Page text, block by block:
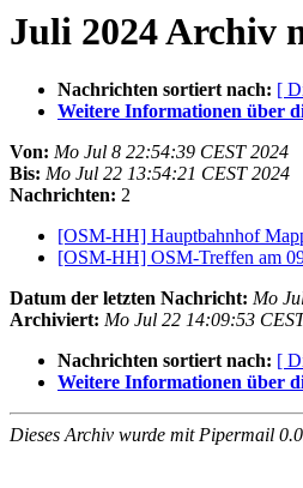
Juli 2024 Archiv
Nachrichten sortiert nach: [
Weitere Informationen über
Von: Mo Jul 8 22:54:39 CEST 2024
Bis: Mo Jul 22 13:54:21 CEST 2024
Nachrichten: 2
[OSM-HH] Hauptbahnhof
[OSM-HH] OSM-Treffen am
Datum der letzten Nachricht: Mo
Archiviert: Mo Jul 22 14:09:53
Nachrichten sortiert nach: [
Weitere Informationen über
Dieses Archiv wurde mit Pipermail